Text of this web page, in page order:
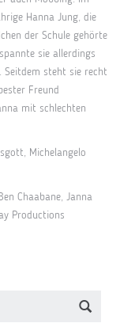
Hanna Jung, die
der Schule gehörte
sie allerdings
Seitdem steht sie recht
Freund
mit schlechten
Michelangelo
Chaabane, Janna
Productions